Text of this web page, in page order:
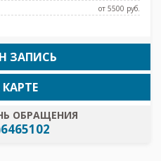
от 5500 pуб.
ЗАПИСЬ
ОБРАЩЕНИЯ